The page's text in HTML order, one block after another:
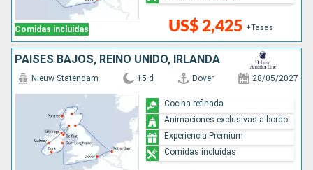
Comidas incluidas US$ 2,425 +Tasas
PAISES BAJOS, REINO UNIDO, IRLANDA
Nieuw Statendam 15 d Dover 28/05/2027
Cocina refinada
Animaciones exclusivas a bordo
Experiencia Premium
Comidas incluidas